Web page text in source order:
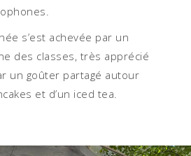
s’est achevée par un
des classes, très apprécié
un goûter partagé autour
et d’un iced tea.